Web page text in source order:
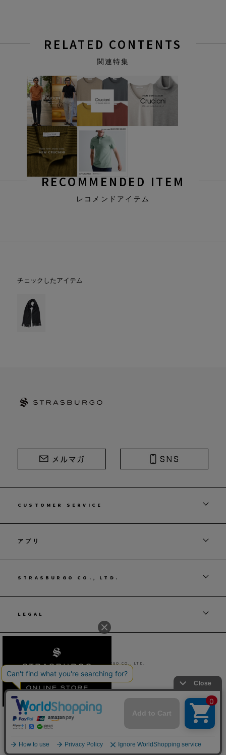
RELATED CONTENTS
関連特集
RECOMMENDED ITEM
レコメンドアイテム
チェックしたアイテム
CUSTOMER SERVICE
アプリ
STRASBURGO CO., LTD.
LEGAL
© STRASBURGO CO., LTD.